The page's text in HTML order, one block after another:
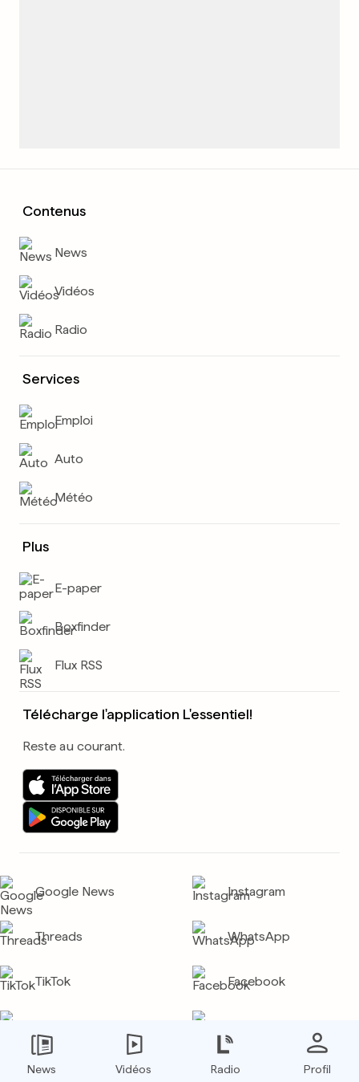
Contenus
News
Vidéos
Radio
Services
Emploi
Auto
Météo
Plus
E-paper
Boxfinder
Flux RSS
Télécharge l'application L'essentiel!
Reste au courant.
Google News Instagram
Threads WhatsApp
TikTok Facebook
X (Twitter)
News Vidéos Radio Profil